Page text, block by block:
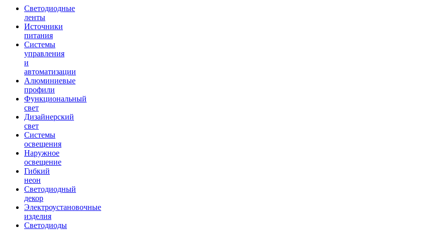
Светодиодные
ленты
Источники
питания
Системы
управления
и
автоматизации
Алюминиевые
профили
Функциональный
свет
Дизайнерский
свет
Системы
освещения
Наружное
освещение
Гибкий
неон
Светодиодный
декор
Электроустановочные
изделия
Светодиоды